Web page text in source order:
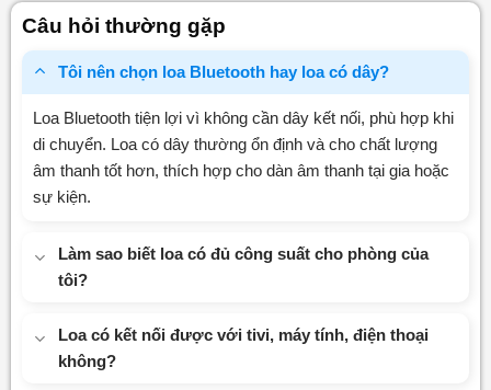
0
Câu hỏi thường gặp
Tôi nên chọn loa Bluetooth hay loa có dây?
Loa Bluetooth tiện lợi vì không cần dây kết nối, phù hợp khi
di chuyển. Loa có dây thường ổn định và cho chất lượng
âm thanh tốt hơn, thích hợp cho dàn âm thanh tại gia hoặc
sự kiện.
Làm sao biết loa có đủ công suất cho phòng của
tôi?
Loa có kết nối được với tivi, máy tính, điện thoại
không?